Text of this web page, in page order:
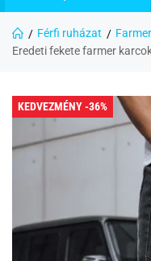
Férfi ruházat
Eredeti fekete farmer
KEDVEZMÉNY -36%